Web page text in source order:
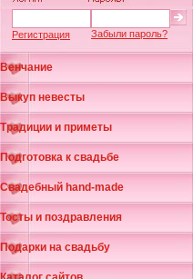
Регистрация Забыли пароль?
Венчание
Выкуп невесты
Традиции и приметы
Подготовка к свадьбе
Свадебный hand-made
Тосты и поздравления
Подарки на свадьбу